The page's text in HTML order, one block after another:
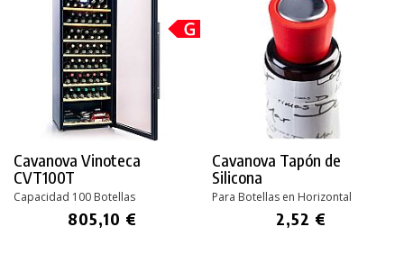
Cavanova Vinoteca
CVT100T
Capacidad 100 Botellas
805,10 €
Cavanova Tapón de
Silicona
Para Botellas en Horizontal
2,52 €